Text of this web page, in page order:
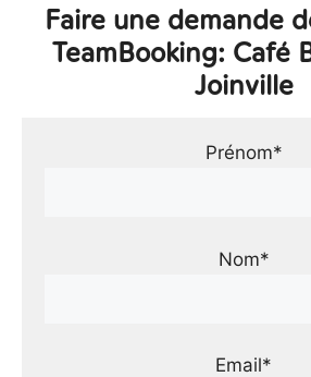
Faire une demande
TeamBooking: Café
Joinville
Prénom*
Nom*
Email*